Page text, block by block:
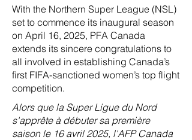
With the Northern Super League (NSL)
set to commence its inaugural season
on April 16, 2025, PFA Canada
extends its sincere congratulations to
all involved in establishing Canada’s
first FIFA-sanctioned women’s top flight
competition.
Alors que la Super Ligue du Nord
s'apprête à débuter sa première
saison le 16 avril 2025, l'AFP Canada